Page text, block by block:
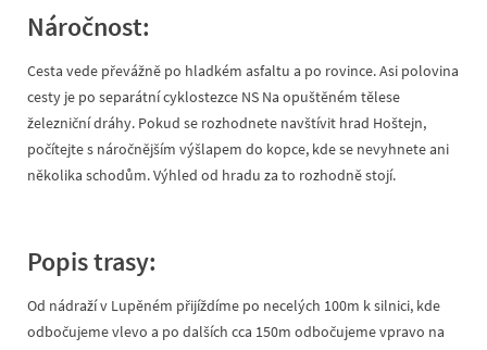
Náročnost:
Cesta vede převážně po hladkém asfaltu a po rovince. Asi polovina
cesty je po separátní cyklostezce NS Na opuštěném tělese
železniční dráhy. Pokud se rozhodnete navštívit hrad Hoštejn,
počítejte s náročnějším výšlapem do kopce, kde se nevyhnete ani
několika schodům. Výhled od hradu za to rozhodně stojí.
Popis trasy:
Od nádraží v Lupěném přijíždíme po necelých 100m k silnici, kde
odbočujeme vlevo a po dalších cca 150m odbočujeme vpravo na